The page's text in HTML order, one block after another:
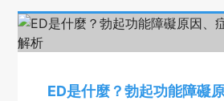
ED是什麼？勃起功能障礙